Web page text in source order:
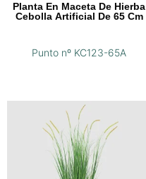
Planta En Maceta De Hierba
Cebolla Artificial De 65 Cm
Punto nº KC123-65A